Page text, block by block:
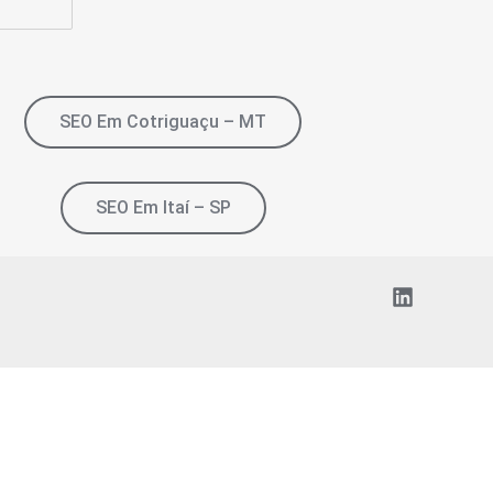
SEO Em Cotriguaçu – MT
SEO Em Itaí – SP